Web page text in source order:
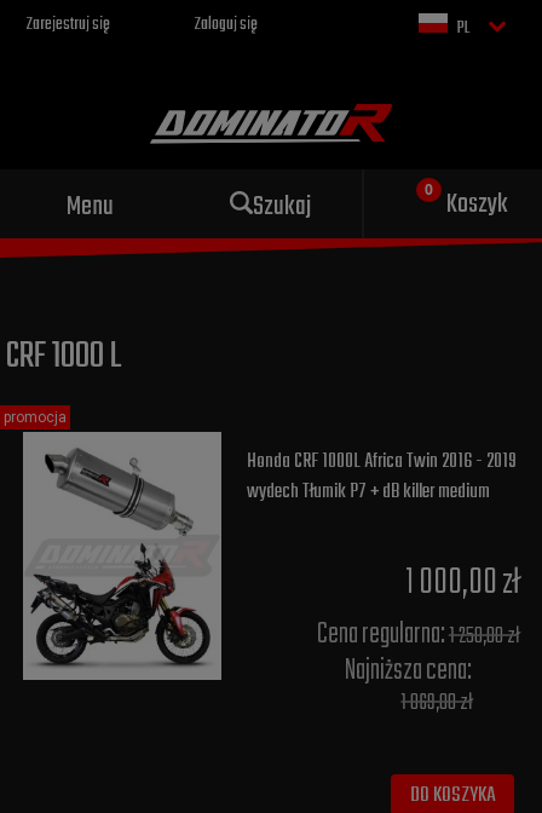
Zarejestruj się Zaloguj się PL
Menu Szukaj Koszyk
Sportowy wydech dla Twojego
CRF 1000 L
Honda CRF 1000L Africa Twin 2016 - 2019
wydech Tłumik P7 + dB killer medium
1 000,00 zł
Cena regularna:1 250,00 zł
Najniższa cena:
1 069,00 zł
DO KOSZYKA
promocja